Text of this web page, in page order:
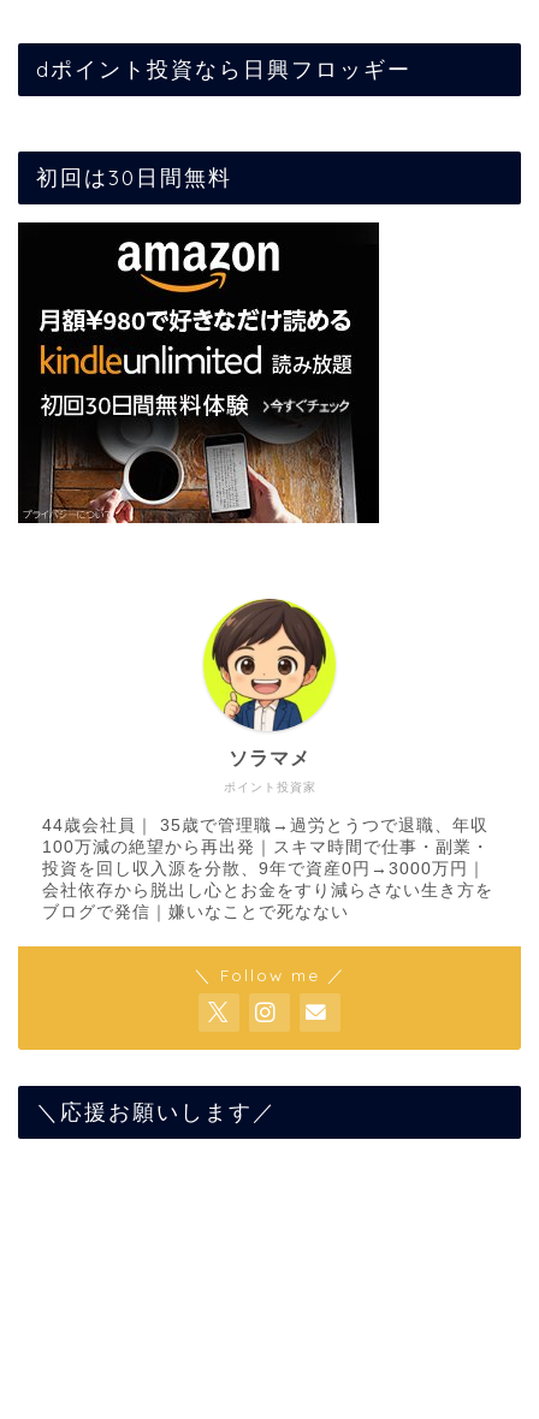
dポイント投資なら日興フロッギー
初回は30日間無料
ポイント投資家
ソラマメ
44歳会社員｜ 35歳で管理職→過労とうつで退職、年収
100万減の絶望から再出発｜スキマ時間で仕事・副業・
投資を回し収入源を分散、9年で資産0円→3000万円｜
会社依存から脱出し心とお金をすり減らさない生き方を
ブログで発信｜嫌いなことで死なない
＼ Follow me ／
＼応援お願いします／